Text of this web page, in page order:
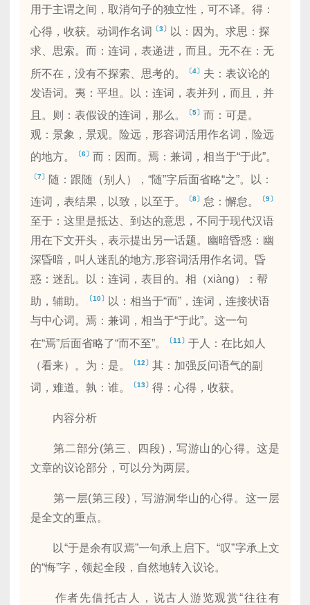
用于主谓之间，取消句子的独立性，可不译。得：
心得，收获。动词作名词
〔3〕
以：因为。求思：探
求、思索。而：连词，表递进，而且。无不在：无
所不在，没有不探索、思考的。
〔4〕 夫：表议论的
发语词。夷：平坦。以：连词，表并列，而且，并
且。则：表假设的连词，那么。
〔5〕 而：可是。
观：景象，景观。险远，形容词活用作名词，险远
的地方。
〔6〕 而：因而。焉：兼词，相当于“于此”。
〔7〕
随：跟随（别人），“随”字后面省略“之”。以：
连词，表结果，以致，以至于。
〔8〕 怠：懈怠。 〔9〕
至于：这里是抵达、到达的意思，不同于现代汉语
用在下文开头，表示提出另一话题。幽暗昏惑：幽
深昏暗，叫人迷乱的地方,形容词活用作名词。昏
惑：迷乱。以：连词，表目的。相（xiàng）：帮
助，辅助。
〔10〕
以：相当于“而”，连词，连接状语
与中心词。焉：兼词，相当于“于此”。这一句
在“焉”后面省略了“而不至”。
〔11〕 于人：在比如人
（看来）。为：是。
〔12〕 其：加强反问语气的副
词，难道。孰：谁。
〔13〕 得：心得，收获。
内容分析
第二部分(第三、四段)，写游山的心得。这是
文章的议论部分，可以分为两层。
第一层(第三段)，写游洞华山的心得。这一层
是全文的重点。
以“于是余有叹焉”一句承上启下。“叹”字承上文
的“悔”字，领起全段，自然地转入议论。
作者先借托古人，说古人游览观赏“往往有